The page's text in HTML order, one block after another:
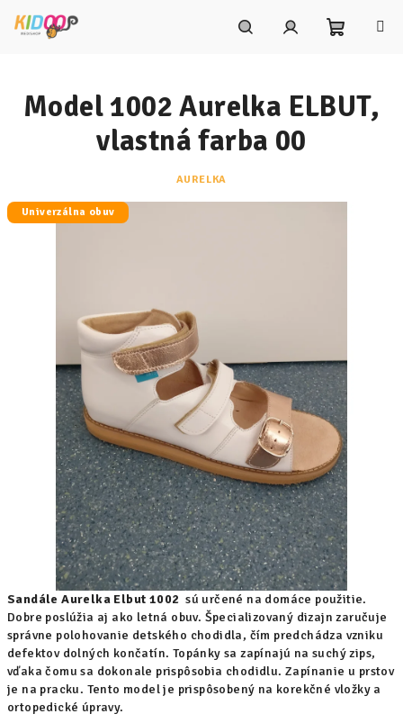
košík
Sandále Aurelka Elbut 1002 sú určené na domáce použitie.
Dobre poslúžia aj ako letná obuv. Špecializovaný dizajn zaručuje
správne polohovanie detského chodidla, čím predchádza vzniku
defektov dolných končatín. Topánky sa zapínajú na suchý zips,
vďaka čomu sa dokonale prispôsobia chodidlu. Zapínanie u prstov
je na pracku. Tento model je prispôsobený na korekčné vložky a
ortopedické úpravy.
Model 1002 Aurelka ELBUT,
vlastná farba 00
AURELKA
Univerzálna obuv